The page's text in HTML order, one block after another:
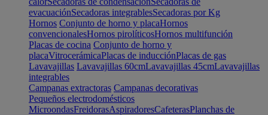
evacuaciónSecadoras integrablesSecadoras por Kg
Hornos Conjunto de horno y placaHornos
convencionalesHornos pirolíticosHornos multifunción
Placas de cocina Conjunto de horno y
placaVitrocerámicaPlacas de inducciónPlacas de gas
Lavavajillas Lavavajillas 60cmLavavajillas 45cmLavavajillas
integrables
Campanas extractoras Campanas decorativas
Pequeños electrodomésticos
MicroondasFreidorasAspiradoresCafeterasPlanchas de